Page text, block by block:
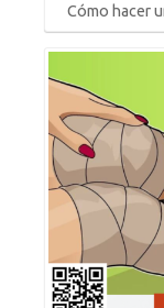
Cómo hacer